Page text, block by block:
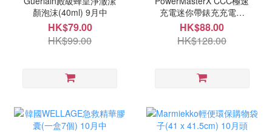
顏泡沫(40ml) 9月中
HK$79.00
HK$99.00
充電迷你帶錶充充電寶
(10000mah) 10月中
HK$88.00
HK$128.00